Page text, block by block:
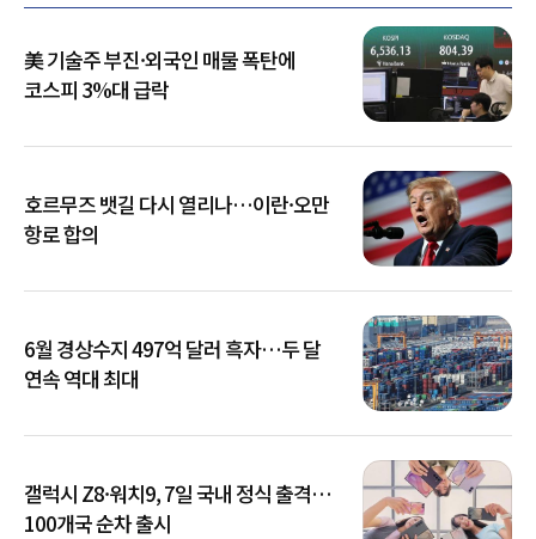
美 기술주 부진·외국인 매물 폭탄에
코스피 3%대 급락
호르무즈 뱃길 다시 열리나…이란·오만
항로 합의
6월 경상수지 497억 달러 흑자…두 달
연속 역대 최대
갤럭시 Z8·워치9, 7일 국내 정식 출격…
100개국 순차 출시